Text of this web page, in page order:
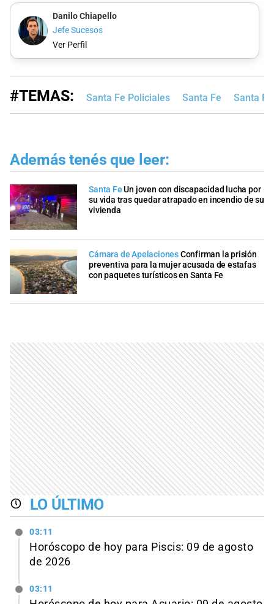
Danilo Chiapello
Jefe Sucesos
Ver Perfil
#TEMAS: Santa Fe Policiales Santa Fe Santa
Además tenés que leer:
Santa Fe Un joven con discapacidad lucha por
su vida tras quedar atrapado en incendio de su
vivienda
Cámara de ApelacionesConfirman la prisión
preventiva para la mujer acusada de estafas
con paquetes turísticos en Santa Fe
LO ÚLTIMO
03:11
Horóscopo de hoy para Piscis: 09 de agosto
de 2026
03:11